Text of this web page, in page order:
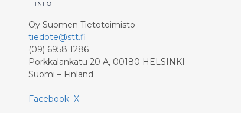
Oy Suomen Tietotoimisto
tiedote@stt.fi
(09) 6958 1286
Porkkalankatu 20 A, 00180 HELSINKI
Suomi – Finland
Facebook X